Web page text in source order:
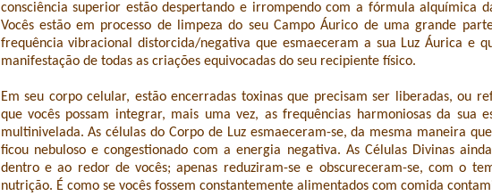
consciência superior estão despertando e irrompendo com a fórmula alquímica
Vocês estão em processo de limpeza do seu Campo Áurico de uma grande
frequência vibracional distorcida/negativa que esmaeceram a sua Luz Áurica e
manifestação de todas as criações equivocadas do seu recipiente físico.
Em seu corpo celular, estão encerradas toxinas que precisam ser liberadas, ou
que vocês possam integrar, mais uma vez, as frequências harmoniosas da sua
multinivelada. As células do Corpo de Luz esmaeceram-se, da mesma maneira
ficou nebuloso e congestionado com a energia negativa. As Células Divinas
dentro e ao redor de vocês; apenas reduziram-se e obscureceram-se, com o
nutrição. É como se vocês fossem constantemente alimentados com comida